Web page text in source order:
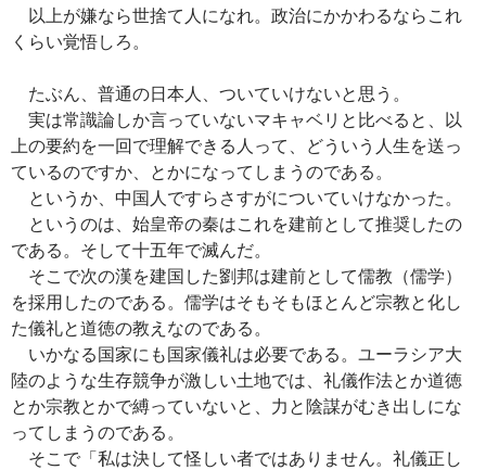
以上が嫌なら世捨て人になれ。政治にかかわるならこれ
くらい覚悟しろ。
たぶん、普通の日本人、ついていけないと思う。
実は常識論しか言っていないマキャベリと比べると、以
上の要約を一回で理解できる人って、どういう人生を送っ
ているのですか、とかになってしまうのである。
というか、中国人ですらさすがについていけなかった。
というのは、始皇帝の秦はこれを建前として推奨したの
である。そして十五年で滅んだ。
そこで次の漢を建国した劉邦は建前として儒教（儒学）
を採用したのである。儒学はそもそもほとんど宗教と化し
た儀礼と道徳の教えなのである。
いかなる国家にも国家儀礼は必要である。ユーラシア大
陸のような生存競争が激しい土地では、礼儀作法とか道徳
とか宗教とかで縛っていないと、力と陰謀がむき出しにな
ってしまうのである。
そこで「私は決して怪しい者ではありません。礼儀正し